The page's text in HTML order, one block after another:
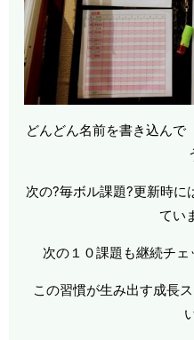
どんどん名前を書き込ん
次の?毎ボル課題?更新時
てい
次の１０課題も継続チ
この習慣が生み出す成長